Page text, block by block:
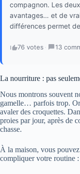
compagnon. Les
avantages… et de
différences permet
76 votes · 13
La nourriture : pas
Nous montrons souvent
gamelle… parfois trop.
avaler des croquettes.
proies par jour, après de
chasse.
À la maison, vous
compliquer votre routine :